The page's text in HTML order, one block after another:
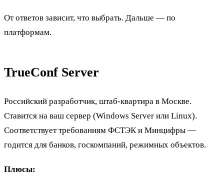
От ответов зависит, что выбрать. Дальше — по
платформам.
TrueConf Server
Российский разработчик, штаб-квартира в Москве.
Ставится на ваш сервер (Windows Server или Linux).
Соответствует требованиям ФСТЭК и Минцифры —
годится для банков, госкомпаний, режимных объектов.
Плюсы: